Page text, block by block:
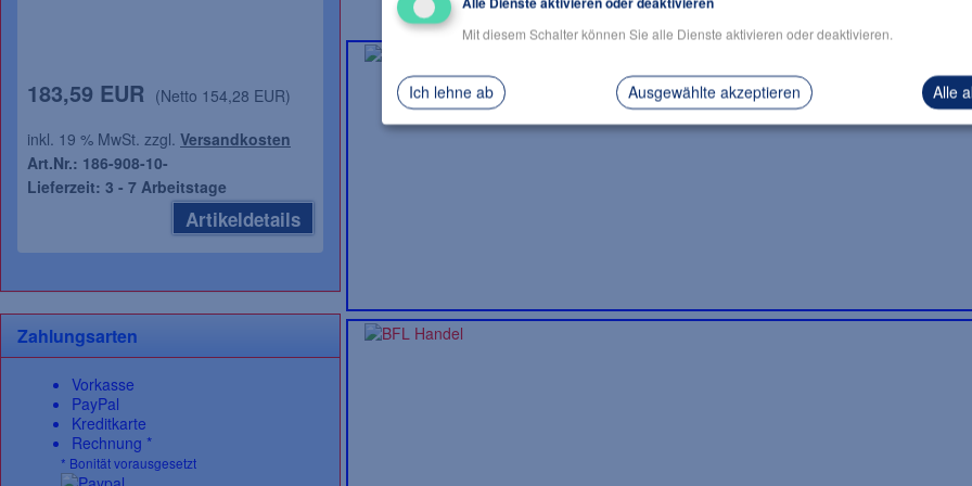
Mit diesem Schalter können Sie alle Dienste aktivieren oder deaktivieren.
Ich lehne ab Ausgewählte akzeptieren Alle
183,59 EUR (Netto 154,28 EUR)
inkl. 19 % MwSt. zzgl. Versandkosten
Art.Nr.: 186-908-10-
Lieferzeit: 3 - 7 Arbeitstage
Artikeldetails
Zahlungsarten
Vorkasse
PayPal
Kreditkarte
Rechnung *
* Bonität vorausgesetzt